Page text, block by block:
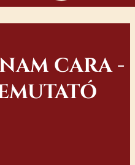
CARA -